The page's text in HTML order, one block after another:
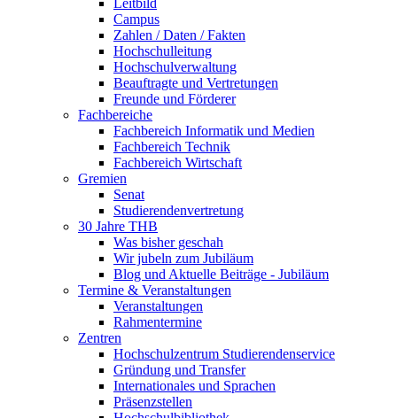
Leitbild
Campus
Zahlen / Daten / Fakten
Hochschulleitung
Hochschulverwaltung
Beauftragte und Vertretungen
Freunde und Förderer
Fachbereiche
Fachbereich Informatik und Medien
Fachbereich Technik
Fachbereich Wirtschaft
Gremien
Senat
Studierendenvertretung
30 Jahre THB
Was bisher geschah
Wir jubeln zum Jubiläum
Blog und Aktuelle Beiträge - Jubiläum
Termine & Veranstaltungen
Veranstaltungen
Rahmentermine
Zentren
Hochschulzentrum Studierendenservice
Gründung und Transfer
Internationales und Sprachen
Präsenzstellen